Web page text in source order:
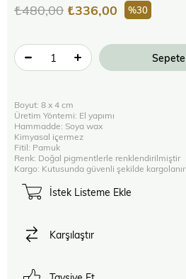
₺480,00 ₺336,00 30
Boyut: 8 x 4 cm
Üretim Yöntemi: El yapımı
Hammadde: Soya wax
Kimyasal içermez
Fitil: Pamuk
Renk: Doğal pigmentlerle renklendirilmiştir
Kargo: Kutusunda güvenli şekilde kargolanır
İstek Listeme Ekle
Karşılaştır